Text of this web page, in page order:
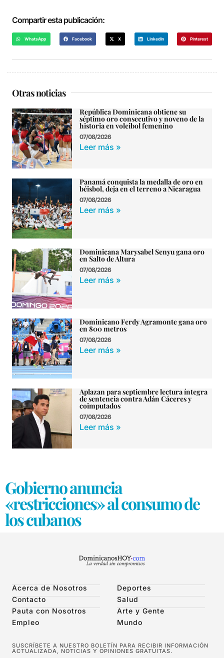
Compartir esta publicación:
WhatsApp Facebook X LinkedIn Pinterest
Otras noticias
República Dominicana obtiene su
séptimo oro consecutivo y noveno de la
historia en voleibol femenino
07/08/2026
Leer más »
Panamá conquista la medalla de oro en
béisbol, deja en el terreno a Nicaragua
07/08/2026
Leer más »
Dominicana Marysabel Senyu gana oro
en Salto de Altura
07/08/2026
Leer más »
Dominicano Ferdy Agramonte gana oro
en 800 metros
07/08/2026
Leer más »
Aplazan para septiembre lectura íntegra
de sentencia contra Adán Cáceres y
coimputados
07/08/2026
Leer más »
Gobierno anuncia
«restricciones» al consumo de
los cubanos
Acerca de Nosotros
Contacto
Pauta con Nosotros
Empleo
Deportes
Salud
Arte y Gente
Mundo
SUSCRÍBETE A NUESTRO BOLETÍN PARA RECIBIR INFORMACIÓN
ACTUALIZADA, NOTICIAS Y OPINIONES GRATUITAS.